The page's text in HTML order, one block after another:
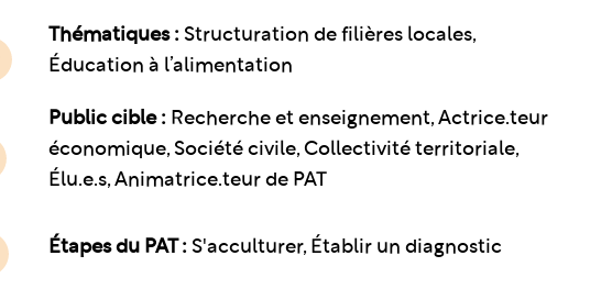
Thématiques : Structuration de filières locales
Éducation à l’alimentation
Public cible : Recherche et enseignement, Actrice.teur
économique, Société civile, Collectivité territoriale,
Élu.e.s, Animatrice.teur de PAT
Étapes du PAT : S'acculturer, Établir un diagnostic